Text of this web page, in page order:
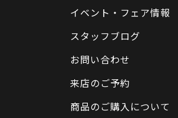
イベント・フェア情報
スタッフブログ
お問い合わせ
来店のご予約
商品のご購入について